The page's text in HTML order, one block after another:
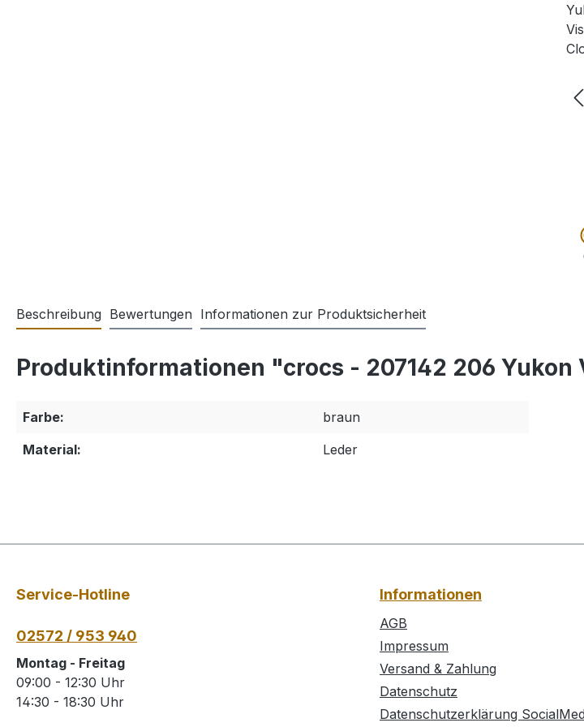
Beschreibung Bewertungen Informationen zur Produktsicherheit
Produktinformationen "crocs - 207142 206 Yukon
Farbe:
braun
Material:
Leder
Service-Hotline
02572 / 953 940
Montag - Freitag
09:00 - 12:30 Uhr
14:30 - 18:30 Uhr
Informationen
AGB
Impressum
Versand & Zahlung
Datenschutz
Datenschutzerklärung